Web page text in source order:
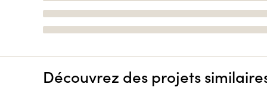
Découvrez des projets